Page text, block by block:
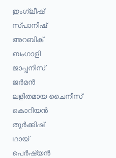
ഇംഗ്ലീഷ്
സ്പാനിഷ്
അറബിക്
ബംഗാളി
ജാപ്പനീസ്
ജർമൻ
ലളിതമായ ചൈനീസ്
കൊറിയൻ
തുർക്കിഷ്
ഥായ്
പെർഷ്യൻ